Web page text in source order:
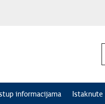
informacijama Istaknute